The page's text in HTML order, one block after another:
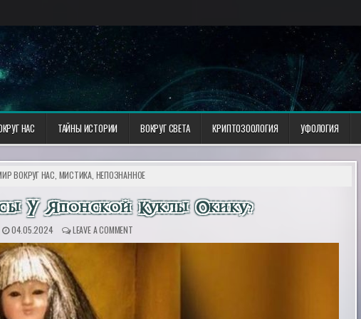
НАС ТАЙНЫ ИСТОРИИ ВОКРУГ СВЕТА КРИПТОЗООЛОГИЯ УФОЛОГИЯ
ВОКРУГ НАС МИСТИКА, НЕПОЗНАННОЕ
У Японской Куклы Окику?
04.05.2024 LEAVE A COMMENT